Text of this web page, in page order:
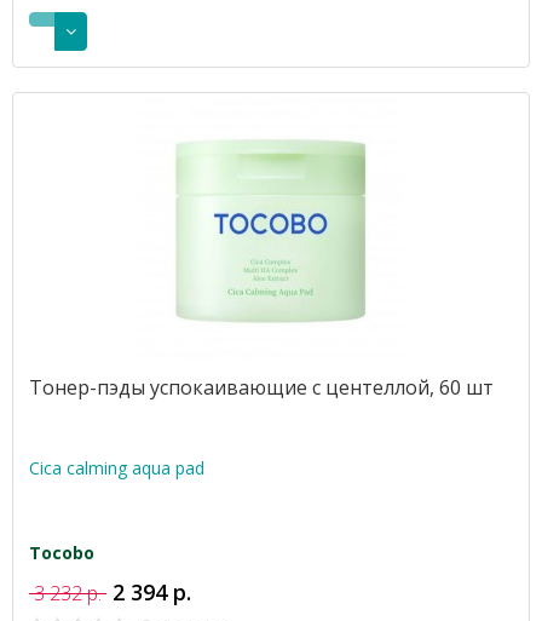
Тонер-пэды успокаивающие с центеллой, 60 шт
Cica calming aqua pad
Tocobo
3 232 р. 2 394 р.